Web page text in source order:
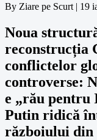
By Ziare pe Scurt | 19
Noua
reconstrucția
conflictelor
controverse:
e „rău pentru
Putin ridică
războiului din